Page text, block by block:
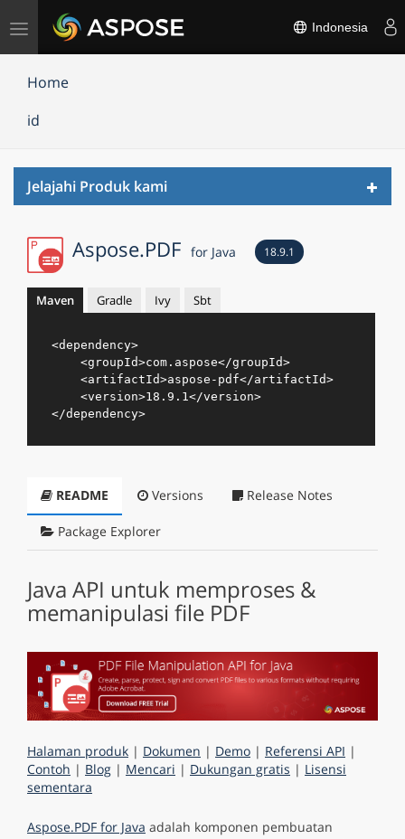
Alihkan
Indonesia
Home
id
Jelajahi Produk kami
Aspose.PDF for Java 18.9.1
Maven Gradle Ivy Sbt
<dependency>
<groupId>com.aspose</groupId>
<artifactId>aspose-pdf</artifactId>
<version>18.9.1 </version>
</dependency>
README Versions Release Notes
Package Explorer
Java API untuk memproses &
memanipulasi file PDF
Halaman produk | Dokumen | Demo | Referensi API |
Contoh | Blog | Mencari | Dukungan gratis | Lisensi
sementara
Aspose.PDF for Java adalah komponen pembuatan